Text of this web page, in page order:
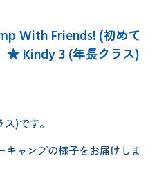
With Friends! (初めて
Kindy 3 (年長クラス)
)です。
ャンプの様子をお届けしま